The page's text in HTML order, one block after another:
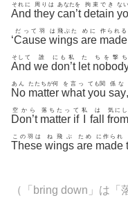
And
それに
they
周りは
can’t
あなたを
detain
拘束でき な
‘Cause
だって羽
wings
は飛ぶた
are
めに
made
作られる
And
そして
we
誰
don’t
にも私
let
た ちを撃ち
No
あん
matter
たたちが何
what
を言っ
you
ても関
say
係な
,
Don’t
空から
matter
落ちたっ
if
て 私
fall
は
from
気にし
These
この羽は
wings
ね飛ぶ
are
ため
made
に作られ
（「bring down」は